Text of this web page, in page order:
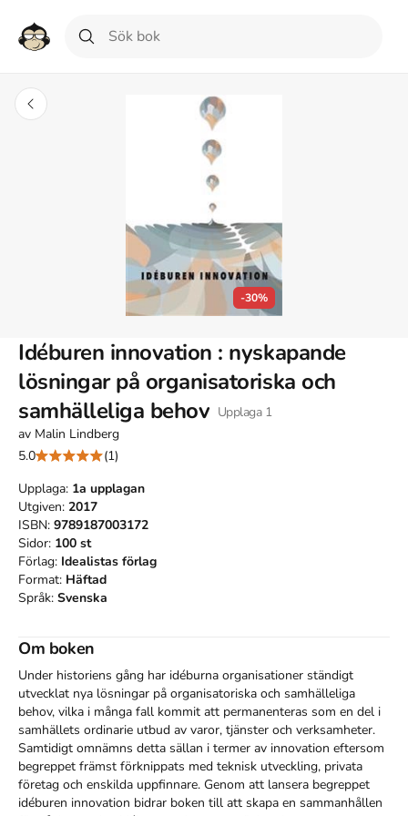
-30%
Idéburen innovation : nyskapande
lösningar på organisatoriska och
samhälleliga behov Upplaga 1
av Malin Lindberg
5.0
(1)
Upplaga: 1a upplagan
Utgiven: 2017
ISBN: 9789187003172
Sidor: 100 st
Förlag: Idealistas förlag
Format: Häftad
Språk: Svenska
Om boken
Under historiens gång har idéburna organisationer ständigt
utvecklat nya lösningar på organisatoriska och samhälleliga
behov, vilka i många fall kommit att permanenteras som en del i
samhällets ordinarie utbud av varor, tjänster och verksamheter.
Samtidigt omnämns detta sällan i termer av innovation eftersom
begreppet främst förknippats med teknisk utveckling, privata
företag och enskilda uppfinnare. Genom att lansera begreppet
idéburen innovation bidrar boken till att skapa en sammanhållen